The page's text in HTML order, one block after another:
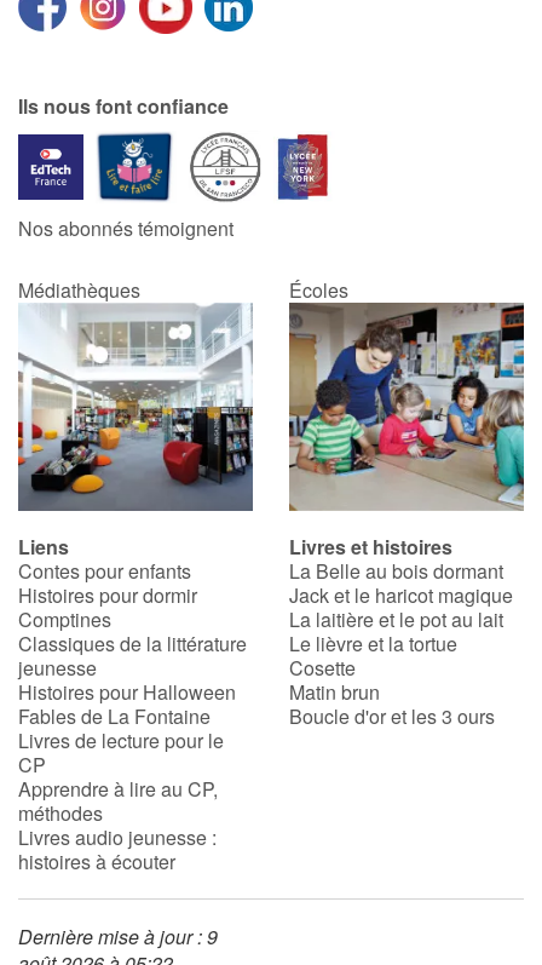
Ils nous font confiance
Nos abonnés témoignent
Médiathèques Écoles
Liens
Contes pour enfants
Histoires pour dormir
Comptines
Classiques de la littérature
jeunesse
Histoires pour Halloween
Fables de La Fontaine
Livres de lecture pour le
CP
Apprendre à lire au CP,
méthodes
Livres audio jeunesse :
histoires à écouter
Livres et histoires
La Belle au bois dormant
Jack et le haricot magique
La laitière et le pot au lait
Le lièvre et la tortue
Cosette
Matin brun
Boucle d'or et les 3 ours
Dernière mise à jour : 9